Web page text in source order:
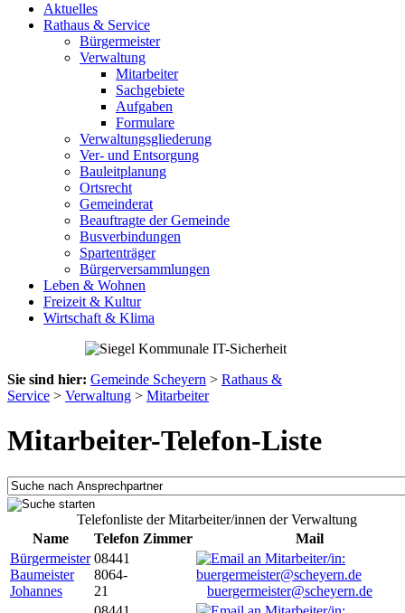
Aktuelles
Rathaus & Service
Bürgermeister
Verwaltung
Mitarbeiter
Sachgebiete
Aufgaben
Formulare
Verwaltungsgliederung
Ver- und Entsorgung
Bauleitplanung
Ortsrecht
Gemeinderat
Beauftragte der Gemeinde
Busverbindungen
Spartenträger
Bürgerversammlungen
Leben & Wohnen
Freizeit & Kultur
Wirtschaft & Klima
Sie sind hier: Gemeinde Scheyern > Rathaus &
Service > Verwaltung > Mitarbeiter
Mitarbeiter-Telefon-Liste
Telefonliste der Mitarbeiter/innen der Verwaltung
Name
Telefon Zimmer
Mail
Bürgermeister
Baumeister
Johannes
08441
8064-
21
buergermeister@scheyern.de